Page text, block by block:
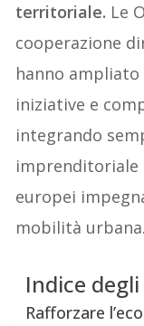
territoriale. Le
cooperazione
hanno
iniziative e
integrando
imprenditoriale
europei
mobilità urbana.
Indice
Rafforzare